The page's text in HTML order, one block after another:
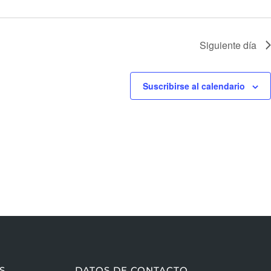
Siguiente día
Suscribirse al calendario